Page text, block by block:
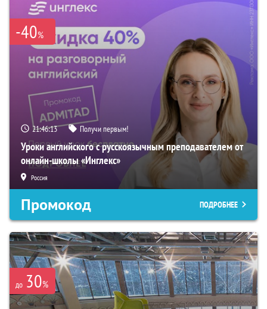
-40%
21:46:12 Получи первым!
Уроки английского с русскоязычным преподавателем от
онлайн-школы «Инглекс»
Россия
Промокод ПОДРОБНЕЕ
до 30%